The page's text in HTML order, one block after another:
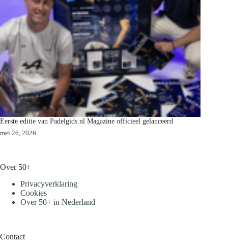
Eerste editie van Padelgids.nl Magazine officieel gelanceerd
mei 26, 2026
Over 50+
Privacyverklaring
Cookies
Over 50+ in Nederland
Contact